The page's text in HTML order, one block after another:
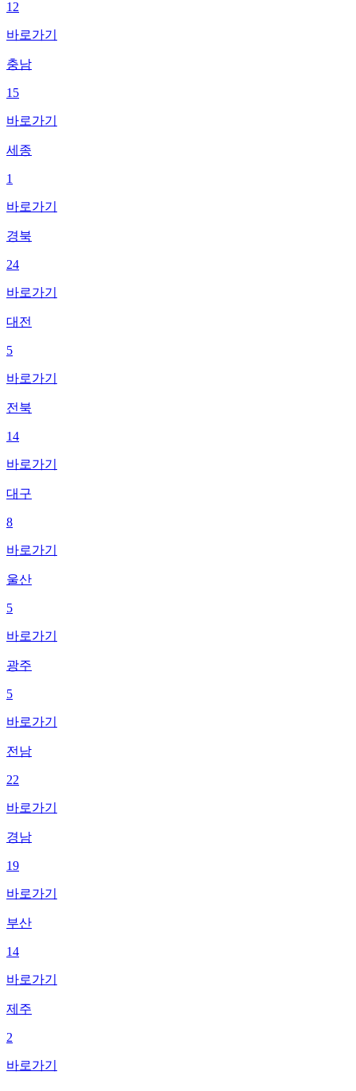
12
바로가기
충남
15
바로가기
세종
1
바로가기
경북
24
바로가기
대전
5
바로가기
전북
14
바로가기
대구
8
바로가기
울산
5
바로가기
광주
5
바로가기
전남
22
바로가기
경남
19
바로가기
부산
14
바로가기
제주
2
바로가기